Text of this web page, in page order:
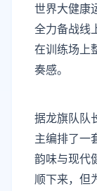
世界大健康
全力备战线
在训练场上
奏感。
据龙旗队队
主编排了一
韵味与现代
顺下来，但